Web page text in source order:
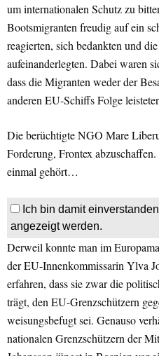
um internationalen Schutz zu
Bootsmigranten freudig auf ein
reagierten, sich bedankten und
aufeinanderlegten. Dabei waren
dass die Migranten weder der
anderen EU-Schiffs Folge
Die berüchtigte NGO Mare
Forderung, Frontex
einmal gehört…
Ich bin damit
angezeigt werden.
Derweil konnte man im
der EU-Innenkommissarin Ylva
erfahren, dass sie zwar die
trägt, den EU-Grenzschützern
weisungsbefugt sei. Genauso
nationalen Grenzschützern der